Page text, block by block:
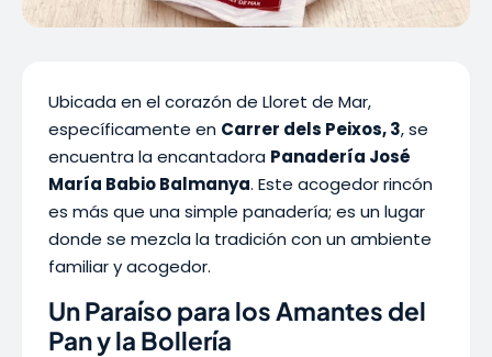
Ubicada en el corazón de Lloret de Mar,
específicamente en Carrer dels Peixos, 3, se
encuentra la encantadora Panadería José
María Babio Balmanya. Este acogedor rincón
es más que una simple panadería; es un lugar
donde se mezcla la tradición con un ambiente
familiar y acogedor.
Un Paraíso para los Amantes del
Pan y la Bollería